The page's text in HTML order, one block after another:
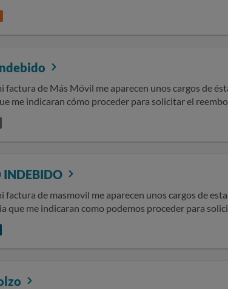
factura de Más Móvil me aparecen unos cargos de
indicaran cómo proceder para solicitar el reembolso de los mismos. Al
Reciban un cordial saludo.
INDEBIDO
factura de masmovil me aparecen unos cargos de
que me indicaran como podemos proceder para